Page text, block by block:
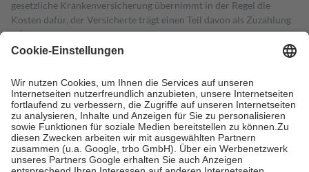
gesetzliche Krankenversicherung übernimmt in der Regel die
Kosten dafür, der Versicherte trägt einen Teil davon als Zuzahlung
mit.
Grundsätzlich leisten Mitglieder Zuzahlungen in Höhe von zehn
höchstens zehn Euro.
Es sind jedoch nie mehr als die tatsächlichen
Kosten der Leistung zu entrichten.
Diese Regeln gelten grundsätzlich auch für Online-Apotheken.
Bei Heilmitteln und häuslicher Krankenpflege beträgt die
Zuzahlung zehn Prozent der Kosten sowie zehn Euro je
Verordnung.
Um das Engagement der Versicherten für ihre eigene Gesundheit zu